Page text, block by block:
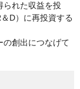
られた収益を投
D）に再投資する
の創出につなげて